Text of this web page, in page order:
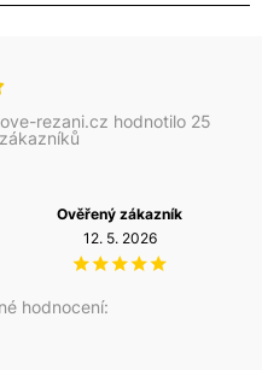
rezani.cz hodnotilo 25
zákazníků
hodnocení:
Ověřený zákazník
12. 5. 2026